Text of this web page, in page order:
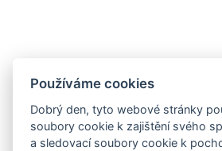
Používáme cookies
Dobrý den, tyto webové stránky
soubory cookie k zajištění svého
a sledovací soubory cookie k